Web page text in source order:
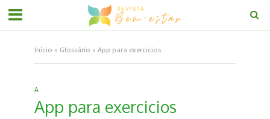
Início » Glossário » App para exercicios
A
App para exercicios